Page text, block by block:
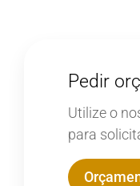
Pedir
Utilize o
para